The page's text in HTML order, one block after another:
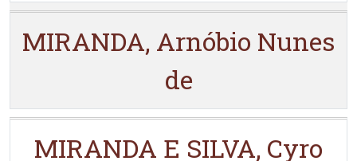
MIRANDA, Arnóbio Nunes
de
MIRANDA E SILVA, Cyro